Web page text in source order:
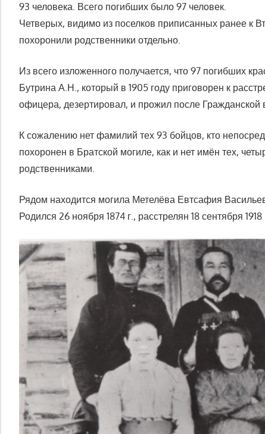
93 человека. Всего погибших было 97 человек.
Четверых, видимо из поселков приписанных ранее к
похоронили родственники отдельно.
Из всего изложенного получается, что 97 погибших
Бутрина А.Н., который в 1905 году приговорен к
офицера, дезертировал, и прожил после Гражданской
К сожалению нет фамилий тех 93 бойцов, кто
похоронен в Братской могиле, как и нет имён тех,
родственниками.
Рядом находится могила Метелёва Евтсафия
Родился 26 ноября 1874 г., расстрелян 18 сентября 1918